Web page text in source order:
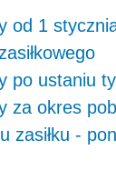
od 1
po ustaniu
za okres
zasiłku -